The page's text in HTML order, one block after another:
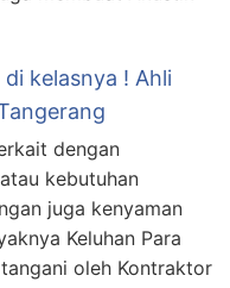
kelasnya ! Ahli
dengan
kebutuhan
juga kenyaman
Keluhan Para
oleh Kontraktor